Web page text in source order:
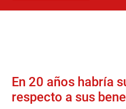
En 20 años habría
respecto a sus